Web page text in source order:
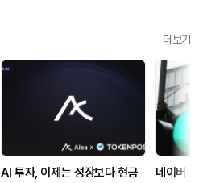
더보기
AI 투자, 이제는 성장보다 현금
네이버